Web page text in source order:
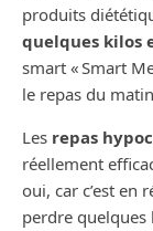
produits
quelques kilos
smart « Smart
le repas du
Les repas
réellement
oui, car c’est en
perdre quelques